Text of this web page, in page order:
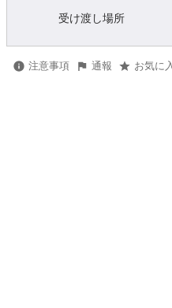
受け渡し場所
注意事項 通報 お気に